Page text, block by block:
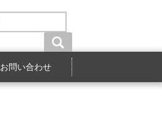
お問い合わせ